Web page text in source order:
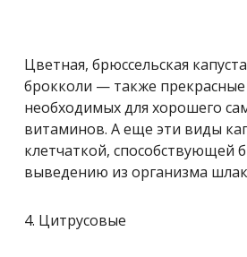
Цветная, брюссельская
брокколи — также
необходимых для хорошего
витаминов. А еще эти виды
клетчаткой, способствующей
выведению из организма
4. Цитрусовые